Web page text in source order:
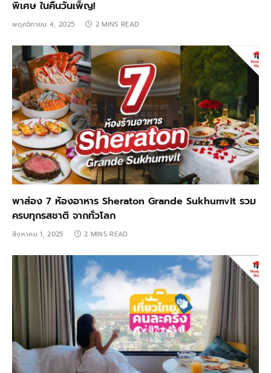
พิเศษ ในคืนวันเพ็ญ!
พฤศจิกายน 4, 2025 2 MINS READ
พาส่อง 7 ห้องอาหาร Sheraton Grande Sukhumvit รวม
ครบทุกรสชาติ จากทั่วโลก
สิงหาคม 1, 2025 2 MINS READ